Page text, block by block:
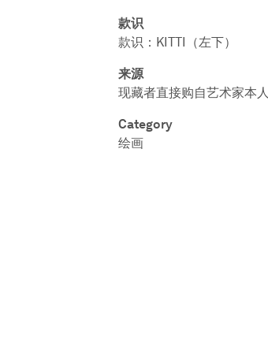
款识
款识：KITTI（左下）
来源
现藏者直接购自艺术家本人
Category
绘画